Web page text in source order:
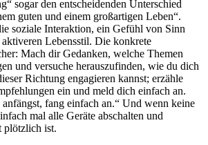
sogar den entscheidenden Unterschied
guten und einem großartigen Leben“.
soziale Interaktion, ein Gefühl von Sinn
Lebensstil. Die konkrete
Mach dir Gedanken, welche Themen
und versuche herauszufinden, wie du dich
Richtung engagieren kannst; erzähle
ein und meld dich einfach an.
fang einfach an.“ Und wenn keine
mal alle Geräte abschalten und
ist.